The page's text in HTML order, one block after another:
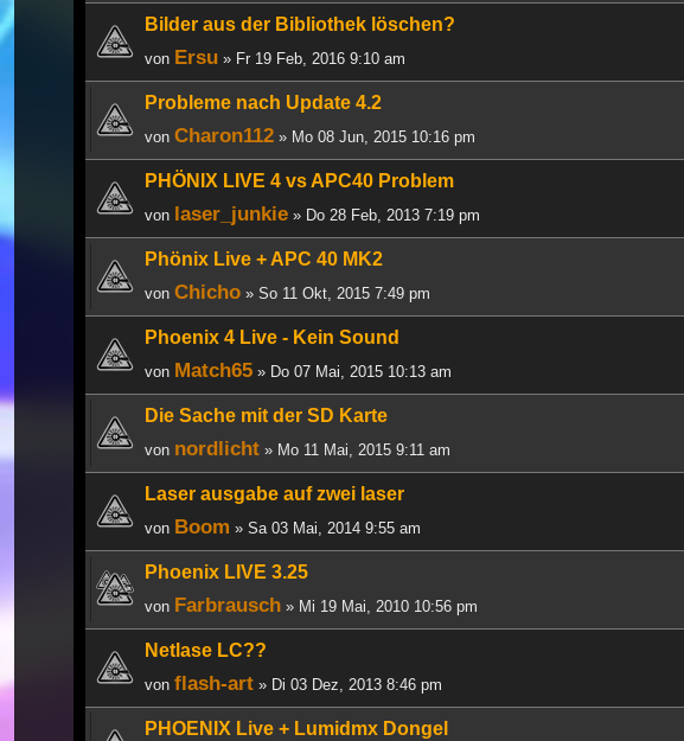
Bilder aus der Bibliothek löschen?
von Ersu » Fr 19 Feb, 2016 9:10 am
Probleme nach Update 4.2
von Charon112 » Mo 08 Jun, 2015 10:16 pm
PHÖNIX LIVE 4 vs APC40 Problem
von laser_junkie » Do 28 Feb, 2013 7:19 pm
Phönix Live + APC 40 MK2
von Chicho » So 11 Okt, 2015 7:49 pm
Phoenix 4 Live - Kein Sound
von Match65 » Do 07 Mai, 2015 10:13 am
Die Sache mit der SD Karte
von nordlicht » Mo 11 Mai, 2015 9:11 am
Laser ausgabe auf zwei laser
von Boom » Sa 03 Mai, 2014 9:55 am
Phoenix LIVE 3.25
von Farbrausch » Mi 19 Mai, 2010 10:56 pm
Netlase LC??
von flash-art » Di 03 Dez, 2013 8:46 pm
PHOENIX Live + Lumidmx Dongel